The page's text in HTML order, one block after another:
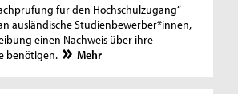
für den Hochschulzugang“
ausländische Studienbewerber*innen,
einen Nachweis über ihre
benötigen.
Mehr